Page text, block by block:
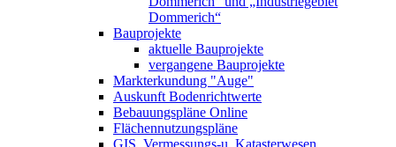
Dommerich“
Bauprojekte
aktuelle Bauprojekte
vergangene Bauprojekte
Markterkundung "Auge"
Auskunft Bodenrichtwerte
Bebauungspläne Online
Flächennutzungspläne
GIS, Vermessungs-u. Katasterwesen